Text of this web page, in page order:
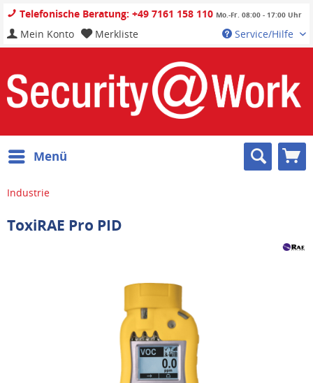
Telefonische Beratung: +49 7161 158 110 Mo.-Fr. 08:00 - 17:00 Uhr
Service/Hilfe
Mein Konto Merkliste
Menü
Industrie
ToxiRAE Pro PID